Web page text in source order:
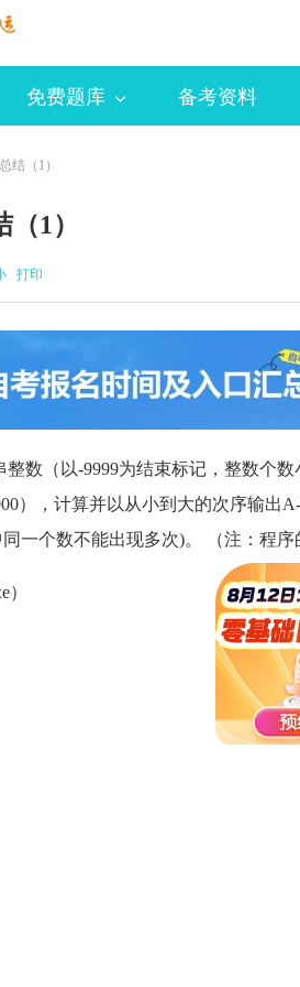
免费题库 备考资料
结（1）
1）
打印
数（以-9999为结束标记，整数个数
），计算并以从小到大的次序输出
一个数不能出现多次)。 （注：程序
）